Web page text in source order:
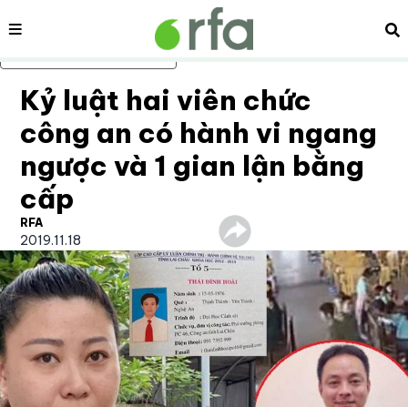
Bỏ qua nội dung chính
Nội dung
Kỷ luật hai viên chức
công an có hành vi ngang
ngược và 1 gian lận bằng
cấp
RFA
2019.11.18